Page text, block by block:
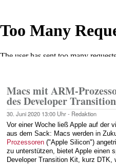
Inhalt
Macs mit ARM-
des Developer
30. Juni 2020 13:00 Uhr - Redaktion
Vor einer Woche ließ Apple auf der
aus dem Sack: Macs werden in
Prozessoren ("Apple Silicon")
zu unterstützen, bietet Apple einen
Developer Transition Kit, kurz DTK,